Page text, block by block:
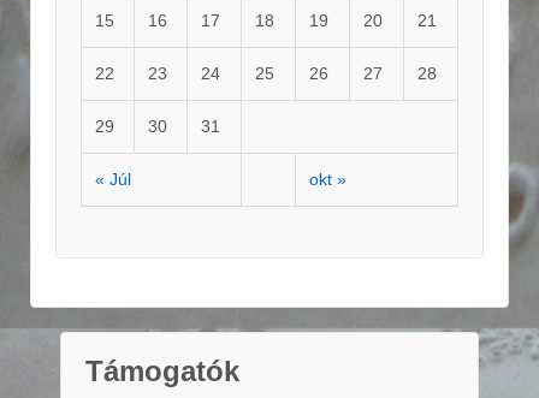
« Júl okt »
15 16 17 18 19 20 21
22 23 24 25 26 27 28
29 30 31
Támogatók